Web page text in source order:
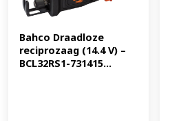
Bahco Draadloze
reciprozaag (14.4 V) –
BCL32RS1-731415...